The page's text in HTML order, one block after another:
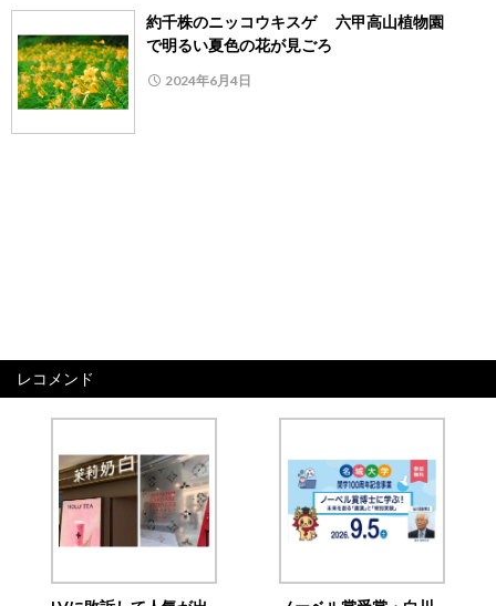
約千株のニッコウキスゲ 六甲高山植物園
で明るい夏色の花が見ごろ
2024年6月4日
レコメンド